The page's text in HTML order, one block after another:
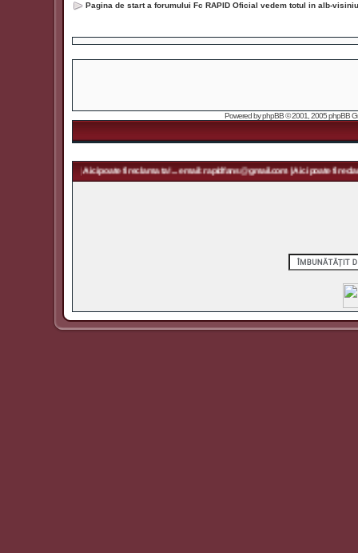
Pagina de start a forumului Fc RAPID Oficial vedem totul in alb-
Powered byphpBB© 2001, 2005 phpBB
| Aici poate fi reclama ta! ... email: rapidfans@gmail.com | Aici poate fi reclama ta!